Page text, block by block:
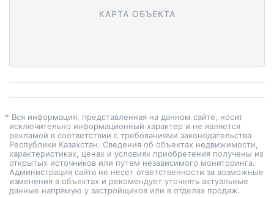
КАРТА ОБЪЕКТА
* Вся информация, представленная на данном сайте, носит
исключительно информационный характер и не является
рекламой в соответствии с требованиями законодательства
Республики Казахстан. Сведения об объектах недвижимости,
характеристиках, ценах и условиях приобретения получены из
открытых источников или путем независимого мониторинга.
Администрация сайта не несет ответственности за возможные
изменения в объектах и рекомендует уточнять актуальные
данные напрямую у застройщиков или в отделах продаж.